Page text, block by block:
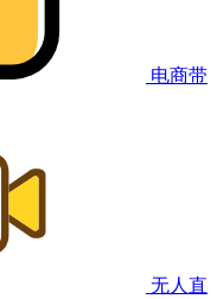
电商带
无人直